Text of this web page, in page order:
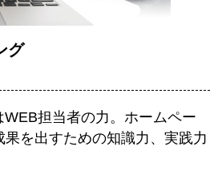
グ
担当者の力。ホームペー
果を出すための知識力、実践力